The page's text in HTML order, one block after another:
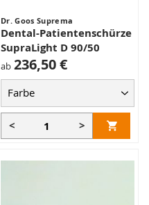
Dr. Goos Suprema
Dental-Patientenschürze
SupraLight D 90/50
ab 236,50 €
< >